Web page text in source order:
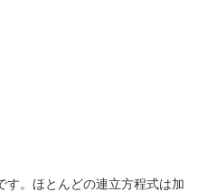
す。ほとんどの連立方程式は加